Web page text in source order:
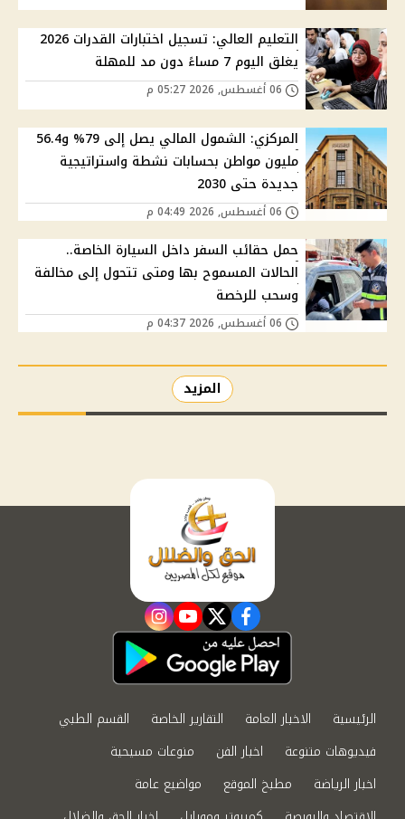
التعليم العالي: تسجيل اختبارات القدرات 2026
يغلق اليوم 7 مساءً دون مد للمهلة
المركزي: الشمول المالي يصل إلى 79% و56.4
مليون مواطن بحسابات نشطة واستراتيجية
جديدة حتى 2030
حمل حقائب السفر داخل السيارة الخاصة..
الحالات المسموح بها ومتى تتحول إلى مخالفة
وسحب للرخصة
المزيد
facebook
twitter
youtube
instagram
الرئيسية الاخبار العامة التقارير الخاصة
القسم الطبي
فيديوهات متنوعة
اخبار الفن
منوعات مسيحية
اخبار الرياضة
مطبخ الموقع
مواضيع عامة